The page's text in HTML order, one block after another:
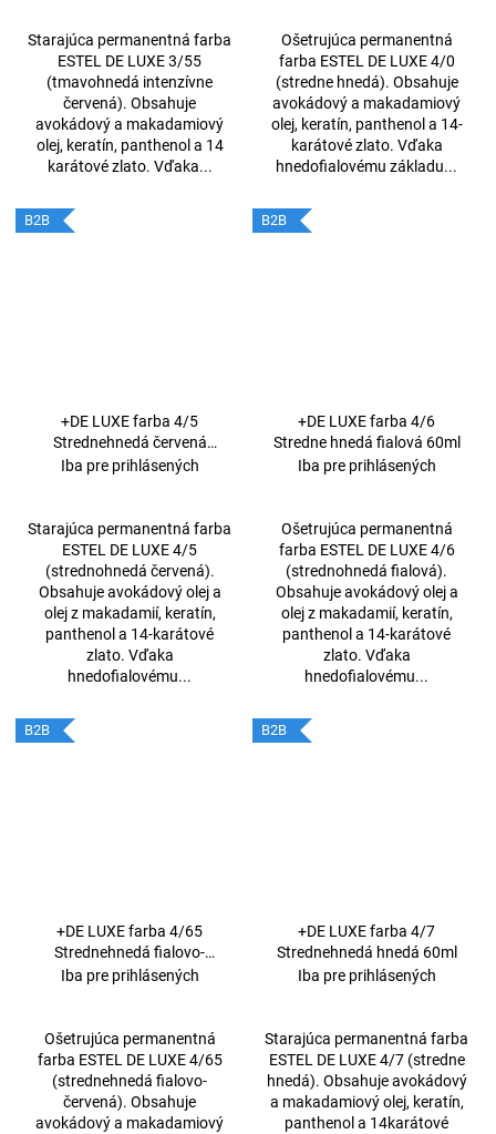
Starajúca permanentná farba
ESTEL DE LUXE 3/55
(tmavohnedá intenzívne
červená). Obsahuje
avokádový a makadamiový
olej, keratín, panthenol a 14
karátové zlato. Vďaka...
Ošetrujúca permanentná
farba ESTEL DE LUXE 4/0
(stredne hnedá). Obsahuje
avokádový a makadamiový
olej, keratín, panthenol a 14-
karátové zlato. Vďaka
hnedofialovému základu...
B2B
+DE LUXE farba 4/5
Strednehnedá červená
60ml
Iba pre prihlásených
Starajúca permanentná farba
ESTEL DE LUXE 4/5
(strednohnedá červená).
Obsahuje avokádový olej a
olej z makadamií, keratín,
panthenol a 14-karátové
zlato. Vďaka
hnedofialovému...
B2B
+DE LUXE farba 4/6
Stredne hnedá fialová 60ml
Iba pre prihlásených
Ošetrujúca permanentná
farba ESTEL DE LUXE 4/6
(strednohnedá fialová).
Obsahuje avokádový olej a
olej z makadamií, keratín,
panthenol a 14-karátové
zlato. Vďaka
hnedofialovému...
B2B
+DE LUXE farba 4/65
Strednehnedá fialovo-
červená 60ml
Iba pre prihlásených
Ošetrujúca permanentná
farba ESTEL DE LUXE 4/65
(strednehnedá fialovo-
červená). Obsahuje
avokádový a makadamiový
B2B
+DE LUXE farba 4/7
Strednehnedá hnedá 60ml
Iba pre prihlásených
Starajúca permanentná farba
ESTEL DE LUXE 4/7 (stredne
hnedá). Obsahuje avokádový
a makadamiový olej, keratín,
panthenol a 14karátové